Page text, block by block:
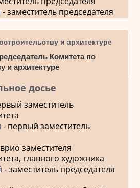
- заместитель председателя
и архитектуре
Комитета по
и архитектуре
досье
заместитель
- первый заместитель
заместителя
главного художника
- заместитель председателя